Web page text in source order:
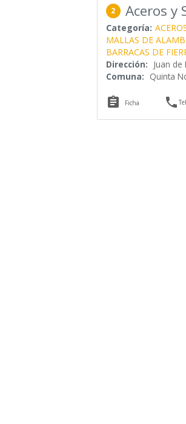
2 Aceros y
Categoría:
MALLAS DE
BARRACAS DE
Dirección: Juan
Comuna: Quinta
 Ficha 